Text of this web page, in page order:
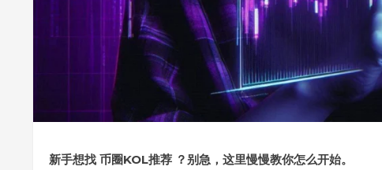
新手想找 币圈KOL推荐 ？别急，这里慢慢教你怎么开始。